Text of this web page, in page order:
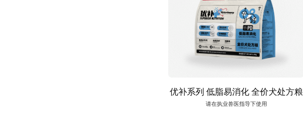
优补系列 低脂易消化 全价犬处方粮
请在执业兽医指导下使用